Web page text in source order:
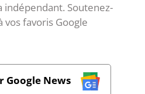
indépendant. Soutenez-
vos favoris Google
Google News